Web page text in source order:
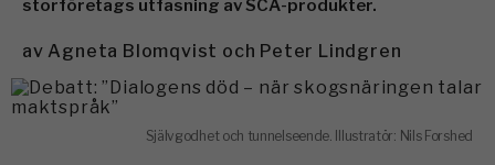
storföretags utfasning av SCA-produkter.
av Agneta Blomqvist och Peter Lindgren
Självgodhet och tunnelseende. Illustratör: Nils Forshed